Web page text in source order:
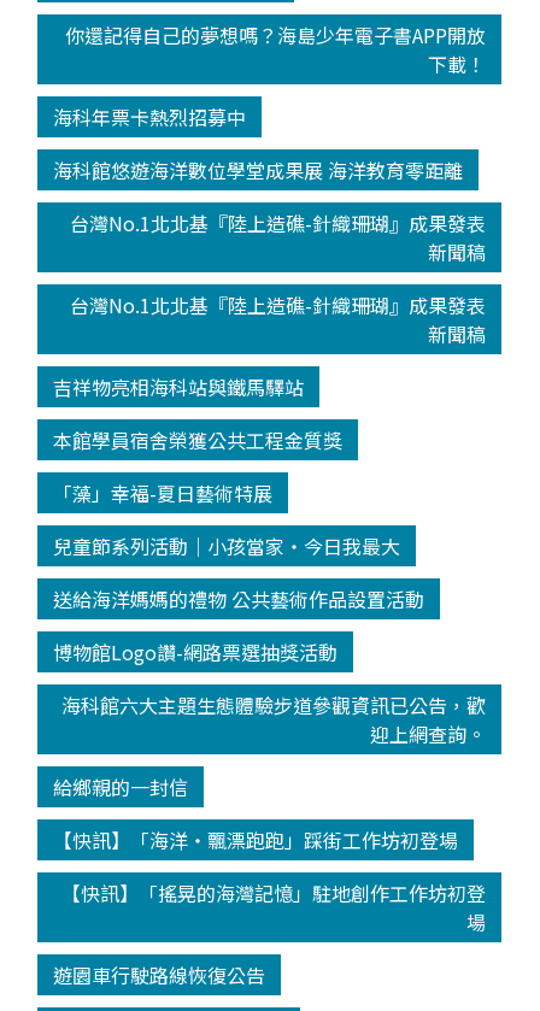
你還記得自己的夢想嗎？海島少年電子書APP開放
下載！
海科年票卡熱烈招募中
海科館悠遊海洋數位學堂成果展 海洋教育零距離
台灣No.1北北基『陸上造礁-針織珊瑚』成果發表
新聞稿
台灣No.1北北基『陸上造礁-針織珊瑚』成果發表
新聞稿
吉祥物亮相海科站與鐵馬驛站
本館學員宿舍榮獲公共工程金質獎
「藻」幸福-夏日藝術特展
兒童節系列活動│小孩當家‧今日我最大
送給海洋媽媽的禮物 公共藝術作品設置活動
博物館Logo讚-網路票選抽獎活動
海科館六大主題生態體驗步道參觀資訊已公告，歡
迎上網查詢。
給鄉親的一封信
【快訊】「海洋‧飄漂跑跑」踩街工作坊初登場
【快訊】「搖晃的海灣記憶」駐地創作工作坊初登
場
遊園車行駛路線恢復公告